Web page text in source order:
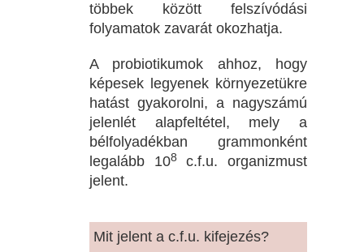
többek között felszívódási
folyamatok zavarát okozhatja.
A probiotikumok ahhoz, hogy
képesek legyenek környezetükre
hatást gyakorolni, a nagyszámú
jelenlét alapfeltétel, mely a
bélfolyadékban grammonként
legalább 108
c.f.u. organizmust
jelent.
Mit jelent a c.f.u. kifejezés?